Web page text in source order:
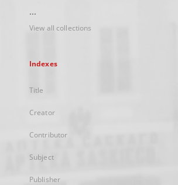
...
View all collections
Indexes
Title
Creator
Contributor
Subject
Publisher